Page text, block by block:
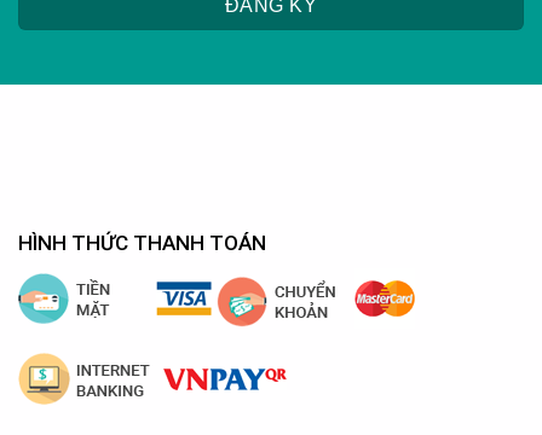
HÌNH THỨC THANH TOÁN